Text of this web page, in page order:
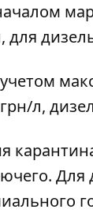
для
л,
Для